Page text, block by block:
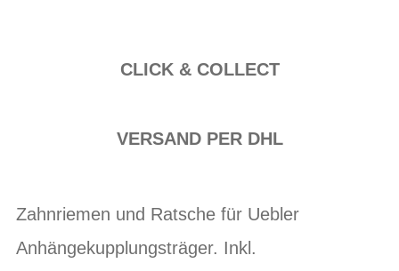
CLICK & COLLECT
VERSAND PER DHL
Zahnriemen und Ratsche für Uebler
Anhängekupplungsträger. Inkl.